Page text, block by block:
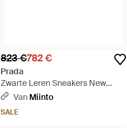
823 €782 €
Prada
Zwarte Leren Sneakers New
Americas Cup - Zwart
Van Miinto
SALE